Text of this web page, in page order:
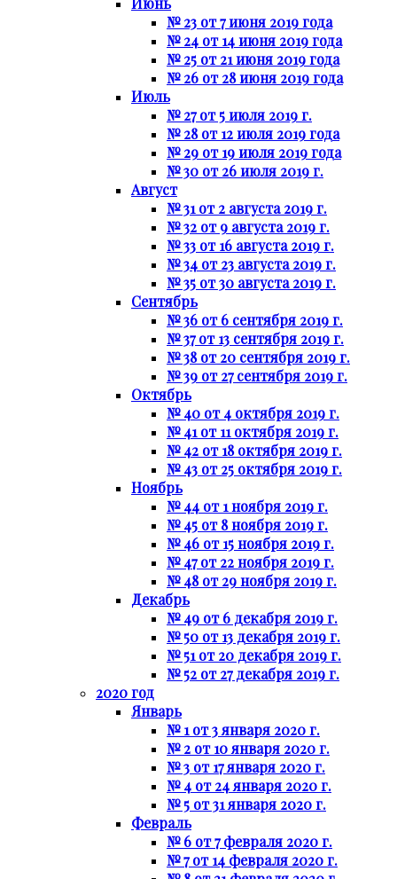
№ 23 от 7 июня 2019 года
№ 24 от 14 июня 2019 года
№ 25 от 21 июня 2019 года
№ 26 от 28 июня 2019 года
Июль
№ 27 от 5 июля 2019 г.
№ 28 от 12 июля 2019 года
№ 29 от 19 июля 2019 года
№ 30 от 26 июля 2019 г.
Август
№ 31 от 2 августа 2019 г.
№ 32 от 9 августа 2019 г.
№ 33 от 16 августа 2019 г.
№ 34 от 23 августа 2019 г.
№ 35 от 30 августа 2019 г.
Сентябрь
№ 36 от 6 сентября 2019 г.
№ 37 от 13 сентября 2019 г.
№ 38 от 20 сентября 2019 г.
№ 39 от 27 сентября 2019 г.
Октябрь
№ 40 от 4 октября 2019 г.
№ 41 от 11 октября 2019 г.
№ 42 от 18 октября 2019 г.
№ 43 от 25 октября 2019 г.
Ноябрь
№ 44 от 1 ноября 2019 г.
№ 45 от 8 ноября 2019 г.
№ 46 от 15 ноября 2019 г.
№ 47 от 22 ноября 2019 г.
№ 48 от 29 ноября 2019 г.
Декабрь
№ 49 от 6 декабря 2019 г.
№ 50 от 13 декабря 2019 г.
№ 51 от 20 декабря 2019 г.
№ 52 от 27 декабря 2019 г.
2020 год
Январь
№ 1 от 3 января 2020 г.
№ 2 от 10 января 2020 г.
№ 3 от 17 января 2020 г.
№ 4 от 24 января 2020 г.
№ 5 от 31 января 2020 г.
Февраль
№ 6 от 7 февраля 2020 г.
№ 7 от 14 февраля 2020 г.